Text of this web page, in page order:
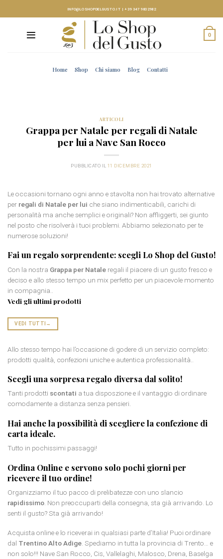
INFO@LOSHOPDELGUSTO.IT |+39 347 9802982
0
Home Shop Chi siamo Blog Contatti
ARTICOLI
Grappa per Natale per regali di Natale
per lui a Nave San Rocco
PUBBLICATO IL11 DICEMBRE 2021
Le occasioni tornano ogni anno e stavolta non hai trovato alternative
per regali di Natale per lui che siano indimenticabili, carichi di
personalità ma anche semplici e originali? Non affliggerti, sei giunto
nel posto che risolverà i tuoi problemi. Abbiamo selezionato per te
numerose soluzioni!
Fai un regalo sorprendente: scegli Lo Shop del Gusto!
Con la nostra Grappa per Natale regali il piacere di un gusto fresco e
deciso e allo stesso tempo un mix perfetto per un piacevole momento
in compagnia..
Vedi gli ultimi prodotti
VEDI TUTTI →
Allo stesso tempo hai l’occasione di godere di un servizio completo:
prodotti qualità, confezioni uniche e autentica professionalità..
Scegli una sorpresa regalo diversa dal solito!
Tanti prodotti scontati a tua disposzione e il vantaggio di ordinare
comodamente a distanza senza pensieri.
Hai anche la possibilità di scegliere la confezione di
carta ideale.
Tutto in pochissimi passaggi!
Ordina Online e servono solo pochi giorni per
ricevere il tuo ordine!
Organizziamo il tuo pacco di prelibatezze con uno slancio
rapidissimo . Non preoccuparti della consegna, sta già arrivando. Lo
senti il gusto? Sta già arrivando!
Acquista online e lo riceverai in qualsiasi parte d’Italia! Puoi ordinare
dal Trentino Alto Adige . Spediamo in tutta la provincia di Trento… e
non solo!!! Nave San Rocco, Cis, Vallelaghi, Malosco, Drena, Baselga